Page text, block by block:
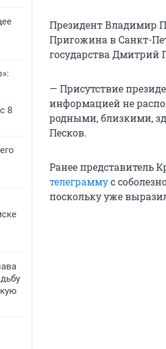
8
Президент Владимир
Пригожина в Санкт-
государства Дмитрий
— Присутствие
информацией не
родными, близкими,
Песков.
Ранее представитель
телеграммус
поскольку уже